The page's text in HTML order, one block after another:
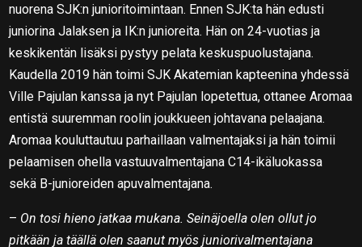
nuorena SJK:n junioritoimintaan. Ennen SJK:ta hän edusti
juniorina Jalaksen ja IK:n junioreita. Hän on 24-vuotias ja
keskikentän lisäksi pystyy pelata keskuspuolustajana.
Kaudella 2019 hän toimi SJK Akatemian kapteenina yhdessä
Ville Pajulan kanssa ja nyt Pajulan lopetettua, ottanee Aromaa
entistä suuremman roolin joukkueen johtavana pelaajana.
Aromaa kouluttautuu parhaillaan valmentajaksi ja hän toimii
pelaamisen ohella vastuuvalmentajana C14-ikäluokassa
sekä B-junioreiden apuvalmentajana.
– On tosi hieno jatkaa mukana. Seinäjoella olen ollut jo
pitkään ja täällä olen saanut myös juniorivalmentajana